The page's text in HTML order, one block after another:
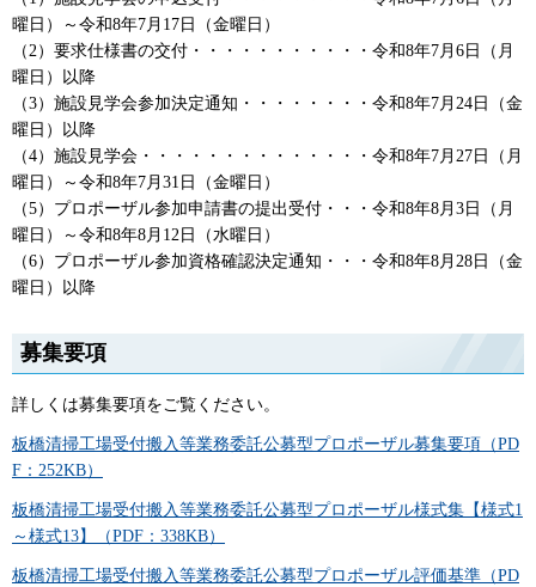
曜日）～令和8年7月17日（金曜日）
（2）要求仕様書の交付・・・・・・・・・・・令和8年7月6日（月
曜日）以降
（3）施設見学会参加決定通知・・・・・・・・令和8年7月24日（金
曜日）以降
（4）施設見学会・・・・・・・・・・・・・・令和8年7月27日（月
曜日）～令和8年7月31日（金曜日）
（5）プロポーザル参加申請書の提出受付・・・令和8年8月3日（月
曜日）～令和8年8月12日（水曜日）
（6）プロポーザル参加資格確認決定通知・・・令和8年8月28日（金
曜日）以降
募集要項
詳しくは募集要項をご覧ください。
板橋清掃工場受付搬入等業務委託公募型プロポーザル募集要項（PD
F：252KB）
板橋清掃工場受付搬入等業務委託公募型プロポーザル様式集【様式1
～様式13】（PDF：338KB）
板橋清掃工場受付搬入等業務委託公募型プロポーザル評価基準（PD